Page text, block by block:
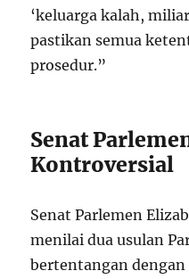
‘keluarga kalah,
pastikan semua
prosedur.”
Senat
Kontroversial
Senat Parlemen
menilai dua usulan
bertentangan dengan